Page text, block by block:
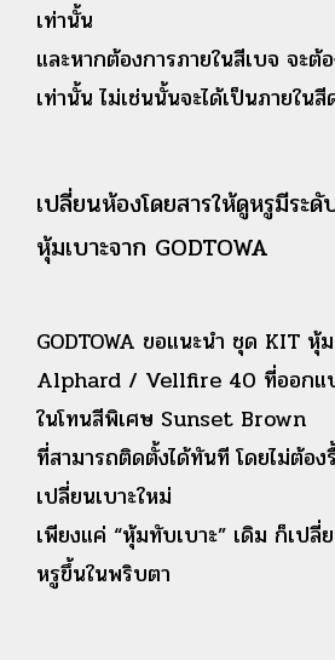
เท่านั้น
และหากต้องการภายในสีเบจ จะต้
เท่านั้น ไม่เช่นนั้นจะได้เป็นภายใน
เปลี่ยนห้องโดยสารให้ดูหรูมีระ
หุ้มเบาะจาก GODTOWA
GODTOWA ขอแนะนำ ชุด KIT หุ้
Alphard / Vellfire 40 ที่ออกแ
ในโทนสีพิเศษ Sunset Brown
ที่สามารถติดตั้งได้ทันที โดยไม่ต้อง
เปลี่ยนเบาะใหม่
เพียงแค่ “หุ้มทับเบาะ” เดิม ก็เปลี่
หรูขึ้นในพริบตา